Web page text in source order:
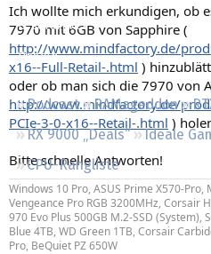
Leserartikel
Regeln
Podcast RAMageddon
RX 9000 „Deals“
Ideale
CPU-Rangliste
Ich wollte mich erkundigen, ob
7970 mit 6GB von Sapphire (
http://www.mindfactory.de/
x16--Full-Retail-.html )
oder ob man sich die 7970 von
http://www.mindfactory.de/
PCIe-3-0-x16--Retail-.html )
Bitte schnelle Antworten!
Windows 10 Pro, ASUS Prime X570-Pro,
Vengeance Pro RGB 3200MHz, Corsair
970 Evo Plus 500GB M.2-SSD (System),
Blue 4TB, WD Green 1TB, Corsair
Pro, BeQuiet PZ 650W